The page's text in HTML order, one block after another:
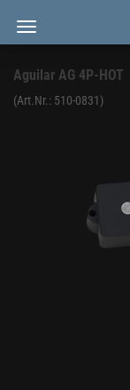
Aguilar AG 4P-HOT
(Art.Nr.: 510-0831)